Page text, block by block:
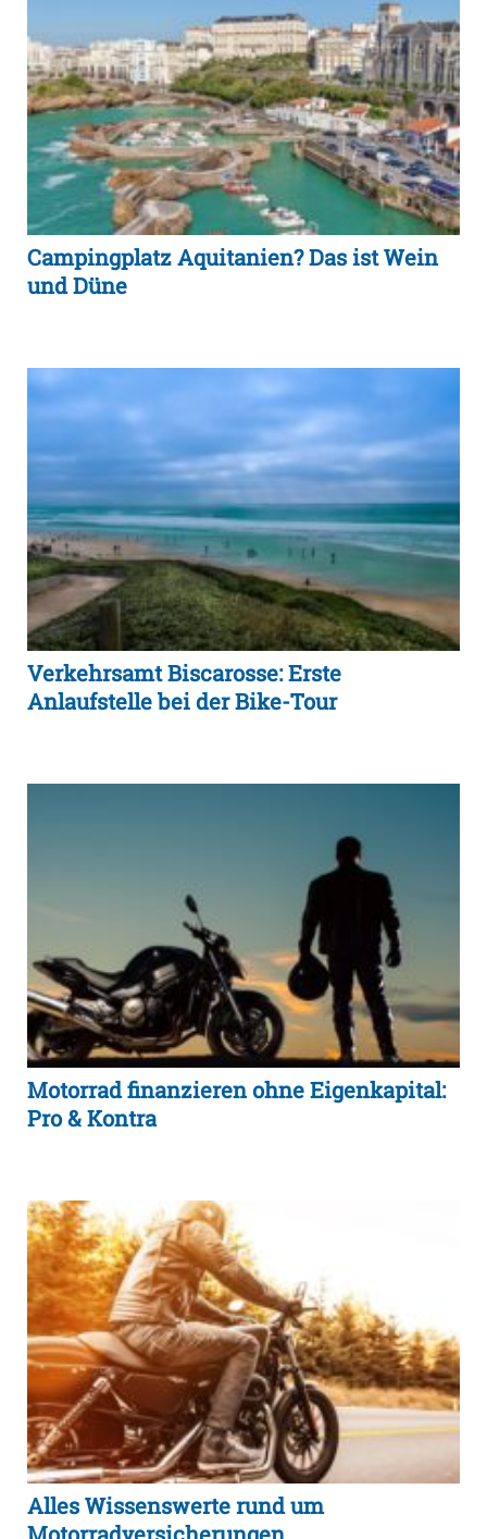
Campingplatz Aquitanien? Das ist Wein
und Düne
Verkehrsamt Biscarosse: Erste
Anlaufstelle bei der Bike-Tour
Motorrad finanzieren ohne Eigenkapital:
Pro & Kontra
Alles Wissenswerte rund um